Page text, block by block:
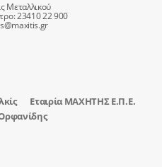
Μεταλλικού
23410 22 900
Εταιρία ΜΑΧΗΤΗΣ Ε.Π.Ε.